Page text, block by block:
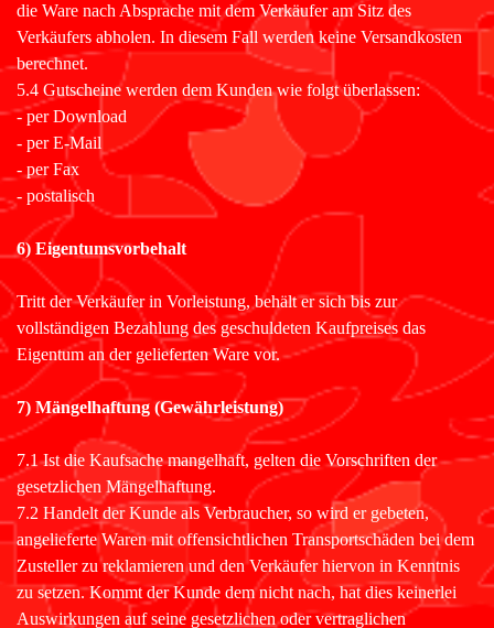
die Ware nach Absprache mit dem Verkäufer am Sitz des
Verkäufers abholen. In diesem Fall werden keine Versandkosten
berechnet.
5.4 Gutscheine werden dem Kunden wie folgt überlassen:
- per Download
- per E-Mail
- per Fax
- postalisch
6) Eigentumsvorbehalt
Tritt der Verkäufer in Vorleistung, behält er sich bis zur
vollständigen Bezahlung des geschuldeten Kaufpreises das
Eigentum an der gelieferten Ware vor.
7) Mängelhaftung (Gewährleistung)
7.1 Ist die Kaufsache mangelhaft, gelten die Vorschriften der
gesetzlichen Mängelhaftung.
7.2 Handelt der Kunde als Verbraucher, so wird er gebeten,
angelieferte Waren mit offensichtlichen Transportschäden bei dem
Zusteller zu reklamieren und den Verkäufer hiervon in Kenntnis
zu setzen. Kommt der Kunde dem nicht nach, hat dies keinerlei
Auswirkungen auf seine gesetzlichen oder vertraglichen